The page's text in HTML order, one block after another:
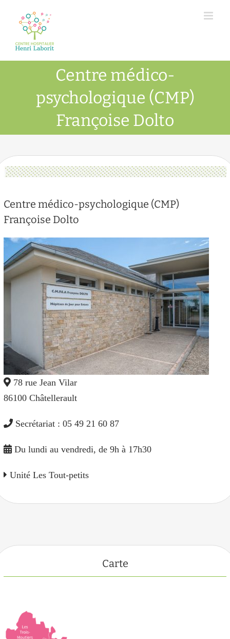
Centre médico-
psychologique (CMP)
Françoise Dolto
Centre médico-psychologique (CMP)
Françoise Dolto
78 rue Jean Vilar
86100 Châtellerault
Secrétariat : 05 49 21 60 87
Du lundi au vendredi, de 9h à 17h30
Unité Les Tout-petits
Carte